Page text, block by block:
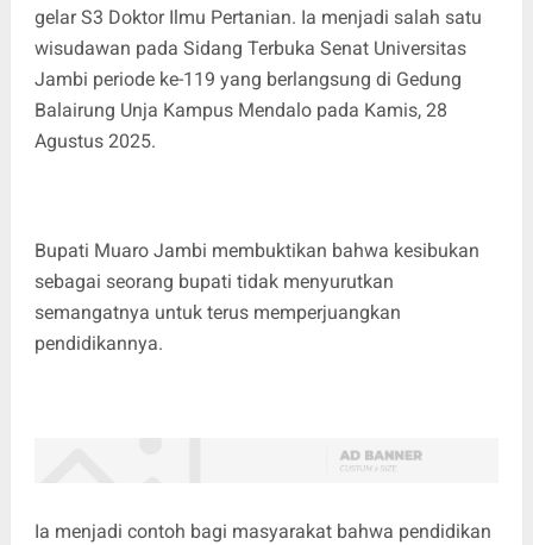
gelar S3 Doktor Ilmu Pertanian. Ia menjadi salah satu
wisudawan pada Sidang Terbuka Senat Universitas
Jambi periode ke-119 yang berlangsung di Gedung
Balairung Unja Kampus Mendalo pada Kamis, 28
Agustus 2025.
Bupati Muaro Jambi membuktikan bahwa kesibukan
sebagai seorang bupati tidak menyurutkan
semangatnya untuk terus memperjuangkan
pendidikannya.
Ia menjadi contoh bagi masyarakat bahwa pendidikan